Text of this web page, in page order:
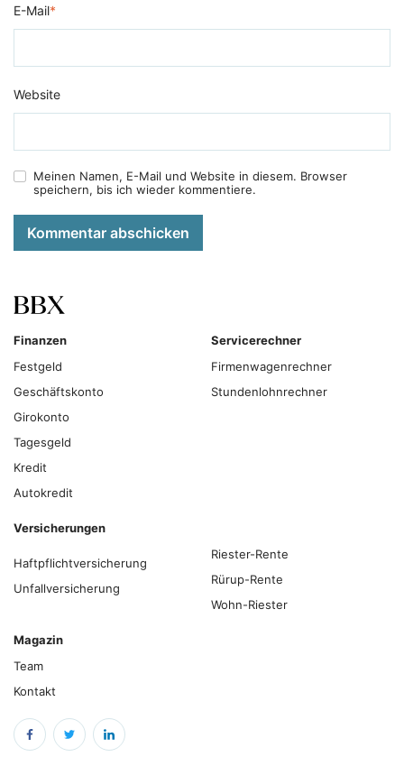
E-Mail*
Website
Meinen Namen, E-Mail und Website in diesem. Browser
speichern, bis ich wieder kommentiere.
Kommentar abschicken
Finanzen
Festgeld
Geschäftskonto
Girokonto
Tagesgeld
Kredit
Autokredit
Servicerechner
Firmenwagenrechner
Stundenlohnrechner
Versicherungen
Haftpflichtversicherung
Unfallversicherung
Riester-Rente
Rürup-Rente
Wohn-Riester
Magazin
Team
Kontakt